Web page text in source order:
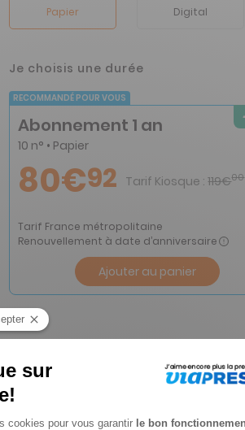
Papier Digital
Je choisis une durée
RECOMMANDÉ POUR VOUS
Abonnement 1 an
10 n° • Papier
80€92 Tarif Kiosque : 119€00
Tarif France métropolitaine
Renouvellement à date d’anniversaire
Ajouter au panier